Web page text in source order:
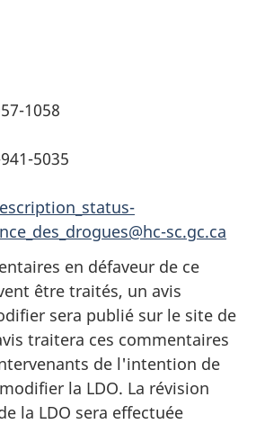
1058
5035
sc.gc.ca
en défaveur de ce
être traités, un avis
sera publié sur le site de
traitera ces commentaires
de l'intention de
la LDO. La révision
la LDO sera effectuée